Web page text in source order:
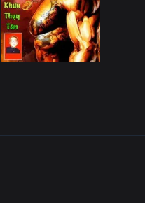
TRUNG QUốC
Đã HOàN THàNH